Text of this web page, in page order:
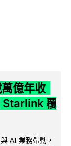
億年收
Starlink 覆
AI 業務帶動，